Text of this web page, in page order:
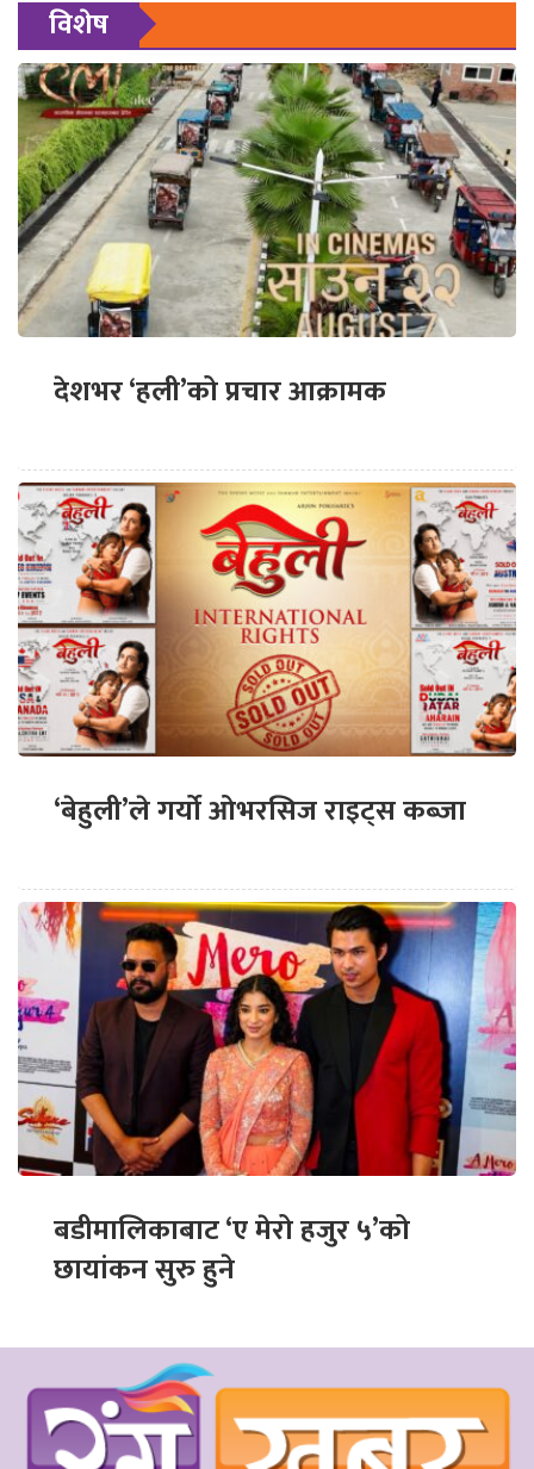
विशेष
देशभर ‘हली’को प्रचार आक्रामक
‘बेहुली’ले गर्यो ओभरसिज राइट्स कब्जा
बडीमालिकाबाट ‘ए मेरो हजुर ५’को
छायांकन सुरु हुने